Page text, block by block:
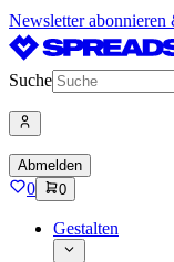
Newsletter abonnieren
Suche
Abmelden
0 0
Gestalten